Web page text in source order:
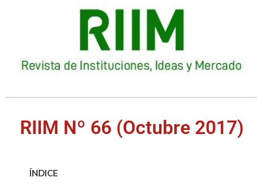
RIIM Nº 66 (Octubre 2017)
ÍNDICE